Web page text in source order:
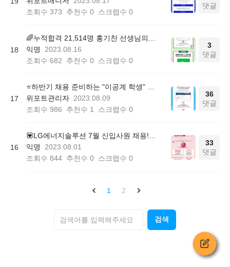
조회수 373 추천수 0 스크랩수 0
댓글
18
🌈누적합격 21,514명 홍기찬 선생님의 취업상담소 OPEN 이벤트(~08/30)
익명
2023.08.16
조회수 682 추천수 0 스크랩수 0
3
댓글
17
⭐하반기 채용 준비하는 "이공계 학생" 주목! <이공계 자소서 패키지> 무료배포 이벤트 (~08/18)
위포트관리자 2023.08.09
조회수 986 추천수 1 스크랩수 0
36
댓글
16
💟LG에너지솔루션 7월 신입사원 채용! <LG엔솔대비 패키지 무료배포> 이벤트! (~8/8)
익명
2023.08.01
조회수 844 추천수 0 스크랩수 0
33
댓글
1 2
검색